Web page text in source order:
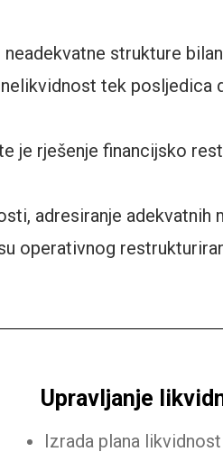
strukture
tek posljedica
je rješenje financijsko
adresiranje adekvatnih
operativnog
Upravljanje
Izrada plana